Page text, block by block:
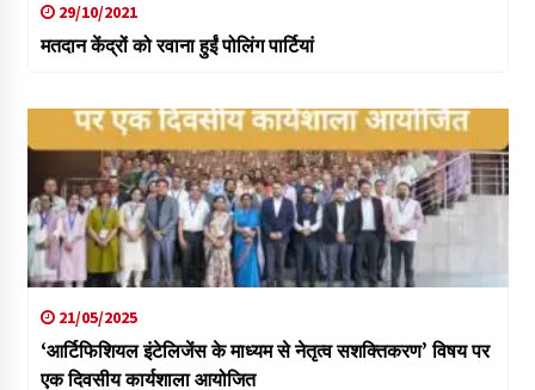
29/10/2021
मतदान केंद्रों को रवाना हुईं पोलिंग पार्टियां
21/05/2025
‘आर्टिफिशियल इंटेलिजेंस के माध्यम से नेतृत्व सशक्तिकरण’ विषय पर
एक दिवसीय कार्यशाला आयोजित